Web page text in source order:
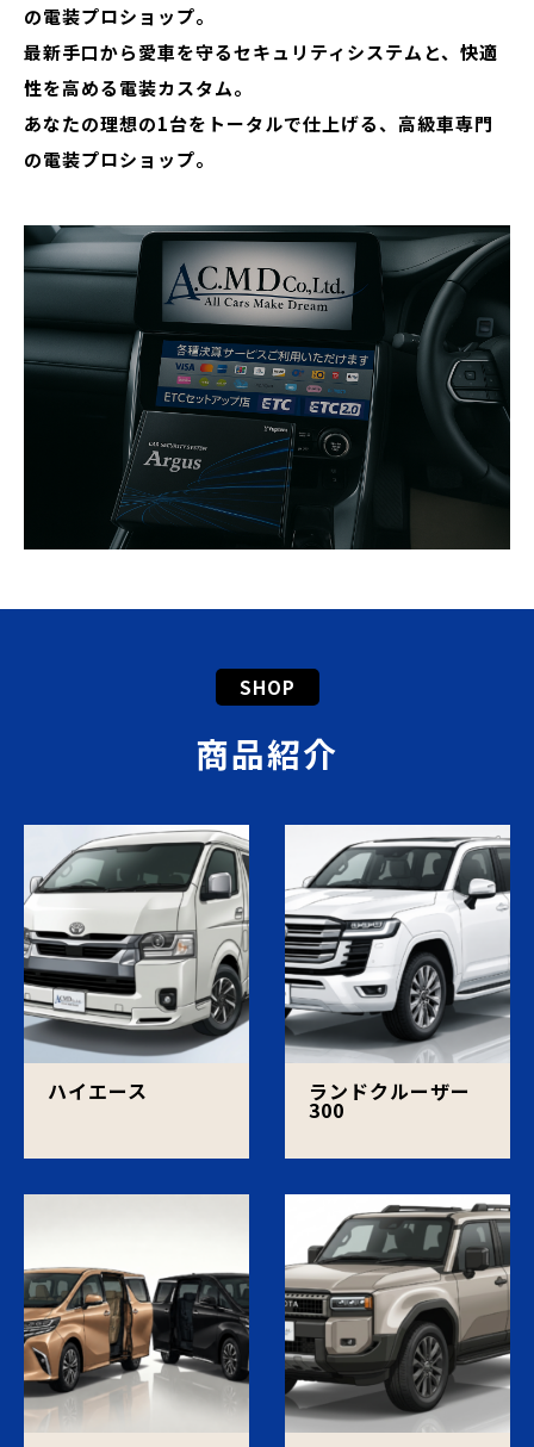
の電装プロショップ。
最新手口から愛車を守るセキュリティシステムと、快適
性を高める電装カスタム。
あなたの理想の1台をトータルで仕上げる、高級車専門
の電装プロショップ。
SHOP
商品紹介
ハイエース ランドクルーザー
300